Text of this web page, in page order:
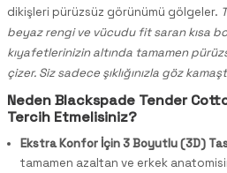
dikişleri pürüzsüz görünümü gölgeler.
beyaz rengi ve vücudu fit saran kısa
kıyafetlerinizin altında tamamen
çizer. Siz sadece şıklığınızla göz
Neden Blackspade Tender
Tercih Etmelisiniz?
Ekstra Konfor İçin 3 Boyutlu (3D)
tamamen azaltan ve erkek